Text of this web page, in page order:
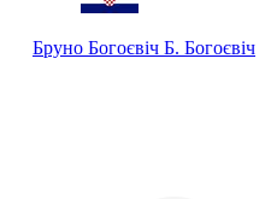
Бруно Богоєвіч Б. Богоєвіч